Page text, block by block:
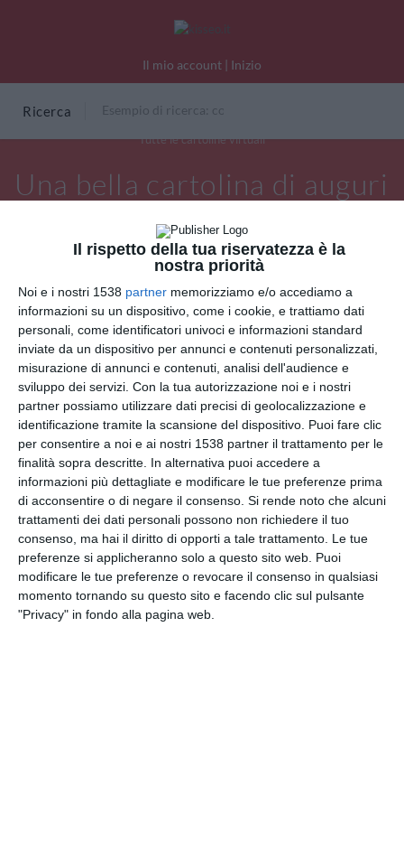
Il rispetto della tua riservatezza è la
nostra priorità
Noi e i nostri 1538 partner memorizziamo e/o accediamo a
informazioni su un dispositivo, come i cookie, e trattiamo dati
personali, come identificatori univoci e informazioni standard
inviate da un dispositivo per annunci e contenuti personalizzati,
misurazione di annunci e contenuti, analisi dell'audience e
sviluppo dei servizi. Con la tua autorizzazione noi e i nostri
partner possiamo utilizzare dati precisi di geolocalizzazione e
identificazione tramite la scansione del dispositivo. Puoi fare clic
per consentire a noi e ai nostri 1538 partner il trattamento per le
finalità sopra descritte. In alternativa puoi accedere a
informazioni più dettagliate e modificare le tue preferenze prima
di acconsentire o di negare il consenso. Si rende noto che alcuni
trattamenti dei dati personali possono non richiedere il tuo
consenso, ma hai il diritto di opporti a tale trattamento. Le tue
preferenze si applicheranno solo a questo sito web. Puoi
modificare le tue preferenze o revocare il consenso in qualsiasi
momento tornando su questo sito e facendo clic sul pulsante
"Privacy" in fondo alla pagina web.
Il mio account | Inizio
Ricerca
Tutte le cartoline virtuali
Una bella cartolina di auguri
per Natale
INVIA QUESTA CARTOLINA
via Email(GRATUITO)
CONDIVIDI QUESTA
CARTOLINA
Facebook, Twitter, WhatsApp, ...